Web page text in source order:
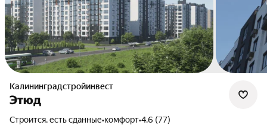
Калининградстройинвест
Этюд
Строится, есть сданные•комфорт•4.6 (77)